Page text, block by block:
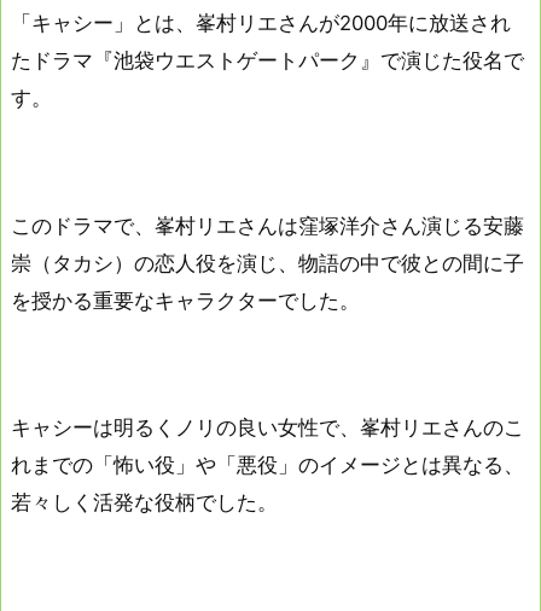
「キャシー」とは、峯村リエさんが2000年に放送され
たドラマ『池袋ウエストゲートパーク』で演じた役名で
す。
このドラマで、峯村リエさんは窪塚洋介さん演じる安藤
崇（タカシ）の恋人役を演じ、物語の中で彼との間に子
を授かる重要なキャラクターでした。
キャシーは明るくノリの良い女性で、峯村リエさんのこ
れまでの「怖い役」や「悪役」のイメージとは異なる、
若々しく活発な役柄でした。